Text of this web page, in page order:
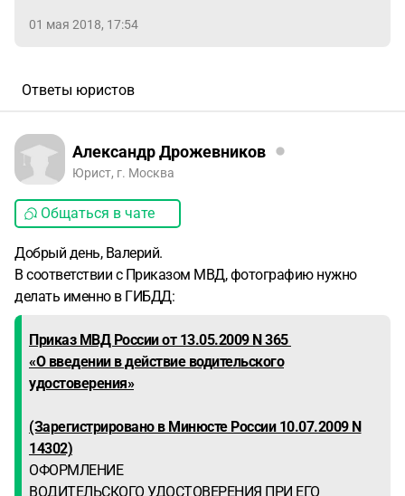
01 мая 2018, 17:54
Ответы юристов
Александр Дрожевников
Юрист, г. Москва
Общаться в чате
Добрый день, Валерий.
В соответствии с Приказом МВД, фотографию нужно
делать именно в ГИБДД:
Приказ МВД России от 13.05.2009 N 365
«О введении в действие водительского
удостоверения»
(Зарегистрировано в Минюсте России 10.07.2009 N
14302)
ОФОРМЛЕНИЕ
ВОДИТЕЛЬСКОГО УДОСТОВЕРЕНИЯ ПРИ ЕГО